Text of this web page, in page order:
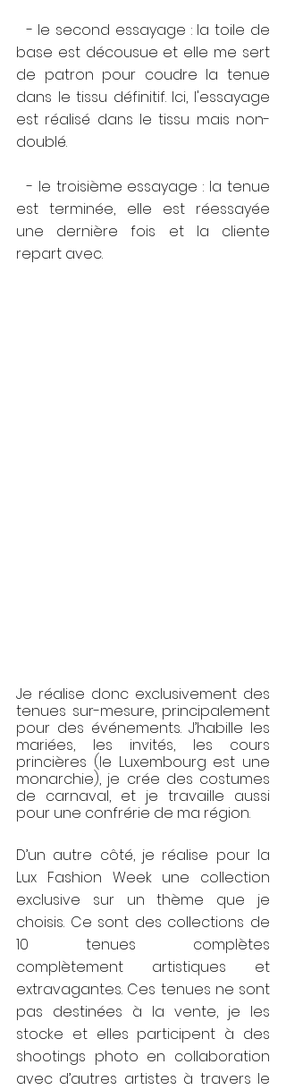
  - le second essayage : la toile de
base est décousue et elle me sert
de patron pour coudre la tenue
dans le tissu définitif. Ici, l'essayage
est réalisé dans le tissu mais non-
doublé.
  - le troisième essayage : la tenue
est terminée, elle est réessayée
une dernière fois et la cliente
repart avec.
Je réalise donc exclusivement des
tenues sur-mesure, principalement
pour des événements. J’habille les
mariées, les invités, les cours
princières (le Luxembourg est une
monarchie), je crée des costumes
de carnaval, et je travaille aussi
pour une confrérie de ma région.
D’un autre côté, je réalise pour la
Lux Fashion Week une collection
exclusive sur un thème que je
choisis. Ce sont des collections de
10 tenues complètes
complètement artistiques et
extravagantes. Ces tenues ne sont
pas destinées à la vente, je les
stocke et elles participent à des
shootings photo en collaboration
avec d’autres artistes à travers le